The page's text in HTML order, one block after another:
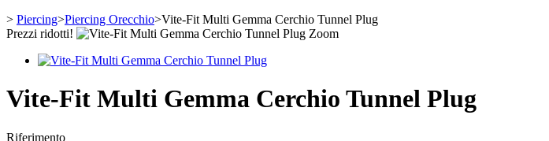
> Piercing>Piercing Orecchio>Vite-Fit Multi Gemma Cerchio Tunnel Plug
Prezzi ridotti!
Zoom
Vite-Fit Multi Gemma Cerchio Tunnel Plug
Riferimento